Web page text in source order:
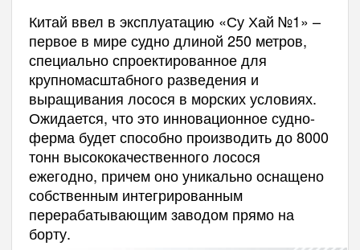
Китай ввел в эксплуатацию «Су Хай №1» –
первое в мире судно длиной 250 метров,
специально спроектированное для
крупномасштабного разведения и
выращивания лосося в морских условиях.
Ожидается, что это инновационное судно-
ферма будет способно производить до 8000
тонн высококачественного лосося
ежегодно, причем оно уникально оснащено
собственным интегрированным
перерабатывающим заводом прямо на
борту.